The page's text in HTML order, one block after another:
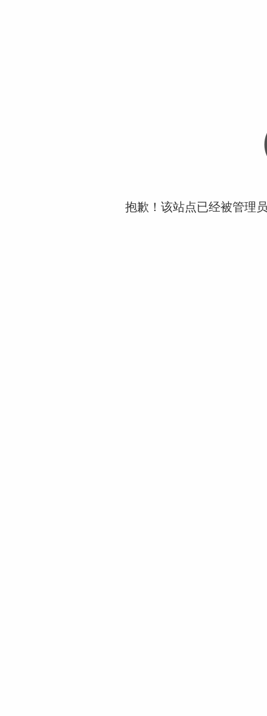
抱歉！该站点已经被管理